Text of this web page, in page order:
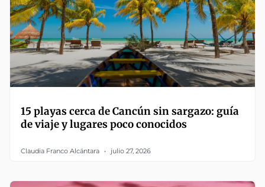
15 playas cerca de Cancún sin sargazo: guía
de viaje y lugares poco conocidos
Claudia Franco Alcántara julio 27, 2026